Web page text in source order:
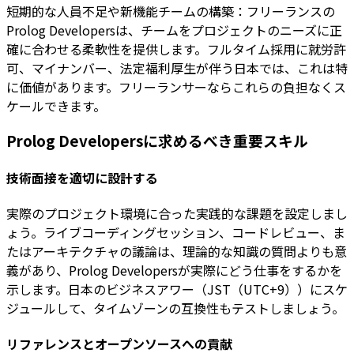
短期的な人員不足や新機能チームの構築：フリーランスの
Prolog Developersは、チームをプロジェクトのニーズに正
確に合わせる柔軟性を提供します。フルタイム採用に就労許
可、マイナンバー、法定福利厚生が伴う日本では、これは特
に価値があります。フリーランサーならこれらの負担なくス
ケールできます。
Prolog Developersに求めるべき重要スキル
技術面接を適切に設計する
実際のプロジェクト環境に合った実践的な課題を設定しまし
ょう。ライブコーディングセッション、コードレビュー、ま
たはアーキテクチャの議論は、理論的な知識の質問よりも意
義があり、Prolog Developersが実際にどう仕事をするかを
示します。日本のビジネスアワー（JST（UTC+9））にスケ
ジュールして、タイムゾーンの互換性もテストしましょう。
リファレンスとオープンソースへの貢献